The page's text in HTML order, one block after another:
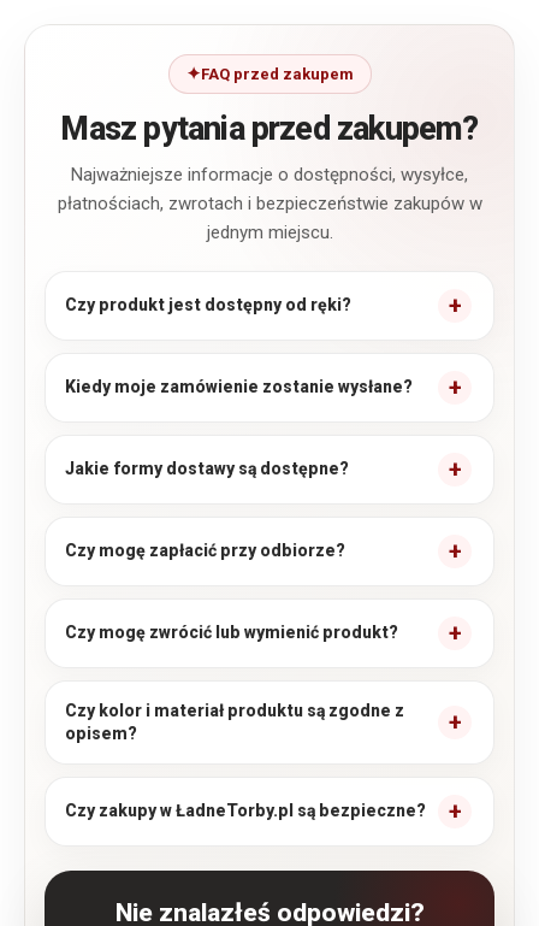
FAQ przed zakupem
Masz pytania przed zakupem?
Najważniejsze informacje o dostępności, wysyłce,
płatnościach, zwrotach i bezpieczeństwie zakupów w
jednym miejscu.
Czy produkt jest dostępny od ręki?
Kiedy moje zamówienie zostanie wysłane?
Jakie formy dostawy są dostępne?
Czy mogę zapłacić przy odbiorze?
Czy mogę zwrócić lub wymienić produkt?
Czy kolor i materiał produktu są zgodne z
opisem?
Czy zakupy w ŁadneTorby.pl są bezpieczne?
Nie znalazłeś odpowiedzi?